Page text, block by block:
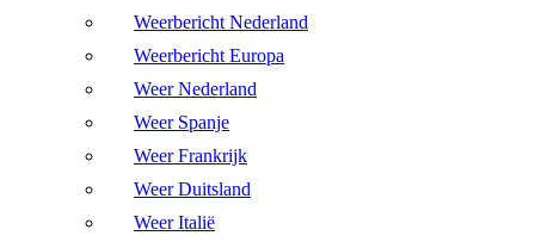
Weerbericht Nederland
Weerbericht Europa
Weer Nederland
Weer Spanje
Weer Frankrijk
Weer Duitsland
Weer Italië